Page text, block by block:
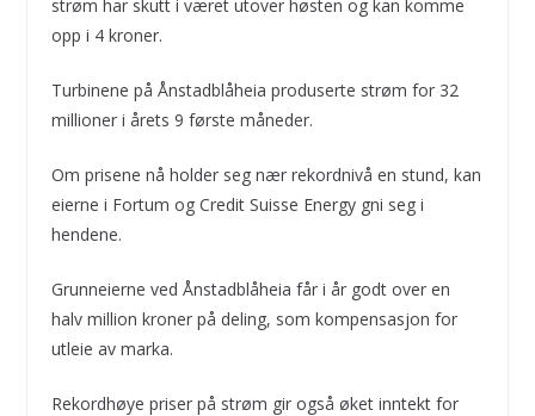
strøm har skutt i været utover høsten og kan komme
opp i 4 kroner.
Turbinene på Ånstadblåheia produserte strøm for 32
millioner i årets 9 første måneder.
Om prisene nå holder seg nær rekordnivå en stund, kan
eierne i Fortum og Credit Suisse Energy gni seg i
hendene.
Grunneierne ved Ånstadblåheia får i år godt over en
halv million kroner på deling, som kompensasjon for
utleie av marka.
Rekordhøye priser på strøm gir også øket inntekt for